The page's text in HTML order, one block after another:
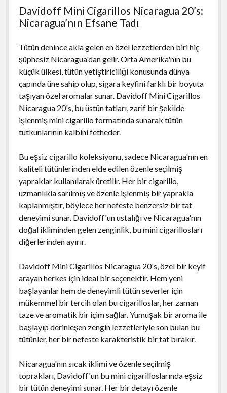
Davidoff Mini Cigarillos Nicaragua 20’s:
Nicaragua’nın Efsane Tadı
Tütün denince akla gelen en özel lezzetlerden biri hiç
şüphesiz Nicaragua'dan gelir. Orta Amerika'nın bu
küçük ülkesi, tütün yetiştiriciliği konusunda dünya
çapında üne sahip olup, sigara keyfini farklı bir boyuta
taşıyan özel aromalar sunar. Davidoff Mini Cigarillos
Nicaragua 20's, bu üstün tatları, zarif bir şekilde
işlenmiş mini cigarillo formatında sunarak tütün
tutkunlarının kalbini fetheder.
Bu eşsiz cigarillo koleksiyonu, sadece Nicaragua'nın en
kaliteli tütünlerinden elde edilen özenle seçilmiş
yapraklar kullanılarak üretilir. Her bir cigarillo,
uzmanlıkla sarılmış ve özenle işlenmiş bir yaprakla
kaplanmıştır, böylece her nefeste benzersiz bir tat
deneyimi sunar. Davidoff'un ustalığı ve Nicaragua'nın
doğal ikliminden gelen zenginlik, bu mini cigarillosları
diğerlerinden ayırır.
Davidoff Mini Cigarillos Nicaragua 20's, özel bir keyif
arayan herkes için ideal bir seçenektir. Hem yeni
başlayanlar hem de deneyimli tütün severler için
mükemmel bir tercih olan bu cigarilloslar, her zaman
taze ve aromatik bir içim sağlar. Yumuşak bir aroma ile
başlayıp derinleşen zengin lezzetleriyle son bulan bu
tütünler, her bir nefeste karakteristik bir tat bırakır.
Nicaragua'nın sıcak iklimi ve özenle seçilmiş
toprakları, Davidoff'un bu mini cigarilloslarında eşsiz
bir tütün deneyimi sunar. Her bir detayı özenle